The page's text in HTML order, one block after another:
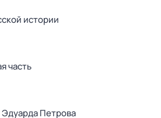
истории
часть
Петрова